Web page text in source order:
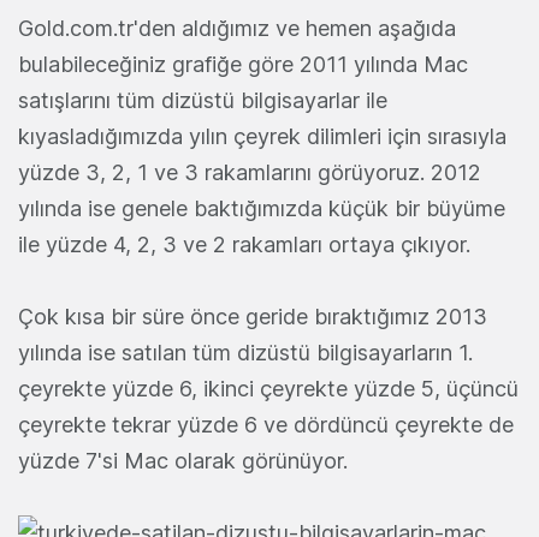
Gold.com.tr'den aldığımız ve hemen aşağıda
bulabileceğiniz grafiğe göre 2011 yılında Mac
satışlarını tüm dizüstü bilgisayarlar ile
kıyasladığımızda yılın çeyrek dilimleri için sırasıyla
yüzde 3, 2, 1 ve 3 rakamlarını görüyoruz. 2012
yılında ise genele baktığımızda küçük bir büyüme
ile yüzde 4, 2, 3 ve 2 rakamları ortaya çıkıyor.
Çok kısa bir süre önce geride bıraktığımız 2013
yılında ise satılan tüm dizüstü bilgisayarların 1.
çeyrekte yüzde 6, ikinci çeyrekte yüzde 5, üçüncü
çeyrekte tekrar yüzde 6 ve dördüncü çeyrekte de
yüzde 7'si Mac olarak görünüyor.